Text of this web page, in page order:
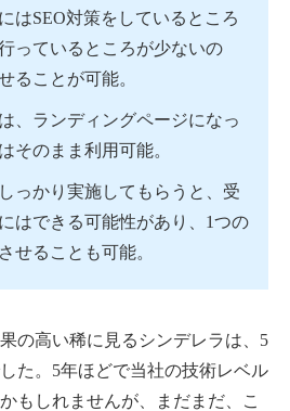
はSEO対策をしているところ
っているところが少ないの
ることが可能。
、ランディングページになっ
そのまま利用可能。
っかり実施してもらうと、受
はできる可能性があり、1つの
せることも可能。
の高い稀に見るシンデレラは、5
た。5年ほどで当社の技術レベル
もしれませんが、まだまだ、こ